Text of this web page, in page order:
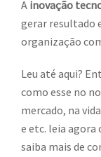
A inovação
gerar resultado
organização
Leu até aqui?
como esse no
mercado, na
e etc. leia agora
saiba mais de